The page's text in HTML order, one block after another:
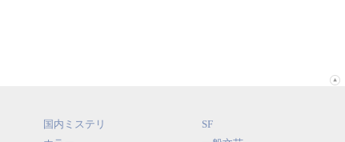
国内ミステリ
SF